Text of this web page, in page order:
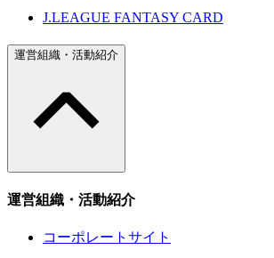
J.LEAGUE FANTASY CARD
運営組織・活動紹介
運営組織・活動紹介
コーポレートサイト